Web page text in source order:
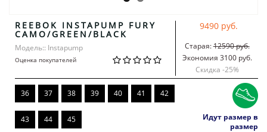
REEBOK INSTAPUMP FURY
CAMO/GREEN/BLACK
Модель:: Instapump
Оценка покупателей
9490 руб.
Старая:12590 руб.
Экономия 3100 руб.
Скидка -25%
36 37 38 39 40 41 42
43 44 45
Идут размер в
размер